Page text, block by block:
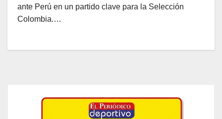
ante Perú en un partido clave para la Selección
Colombia.…